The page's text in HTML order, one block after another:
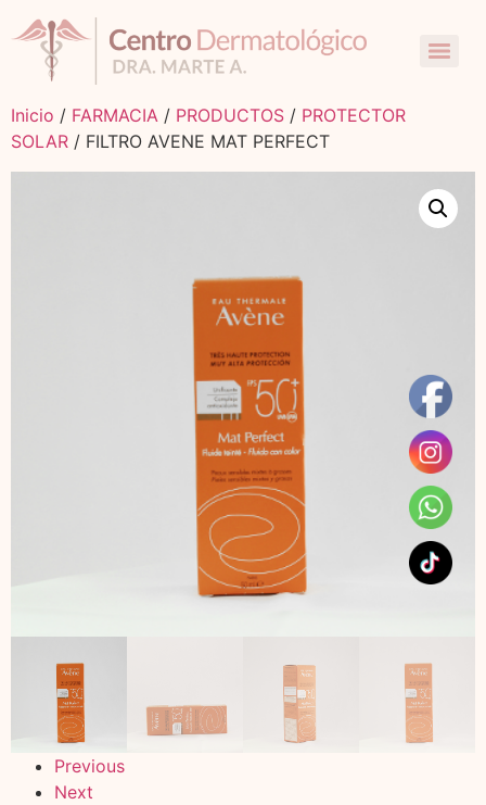
Inicio / FARMACIA / PRODUCTOS / PROTECTOR
SOLAR / FILTRO AVENE MAT PERFECT
Previous
Next